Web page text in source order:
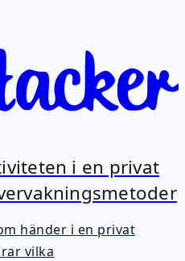
i en privat
händer i en privat
vilka